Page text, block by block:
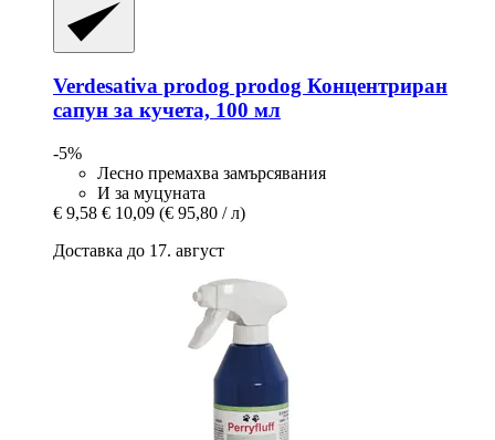
Verdesativa prodog prodog Концентриран
сапун за кучета, 100 мл
-5%
Лесно премахва замърсявания
И за муцуната
€ 9,58 € 10,09 (€ 95,80 / л)
Доставка до 17. август